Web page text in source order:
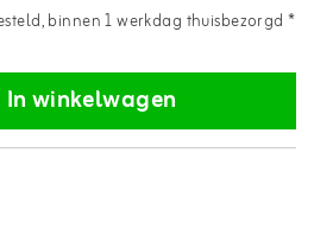
binnen 1 werkdag thuisbezorgd *
In winkelwagen